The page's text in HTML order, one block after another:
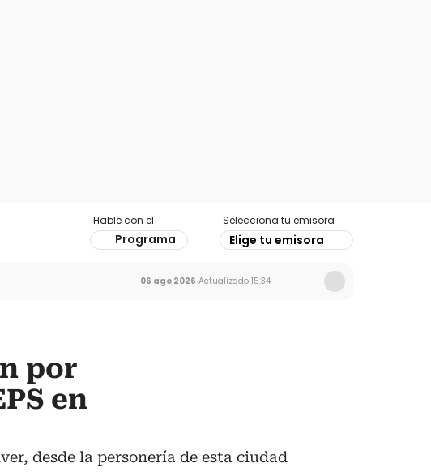
Hable con el
Programa
Selecciona tu emisora
Elige tu emisora
06 ago 2026 Actualizado 15:34
por
en
desde la personería de esta ciudad